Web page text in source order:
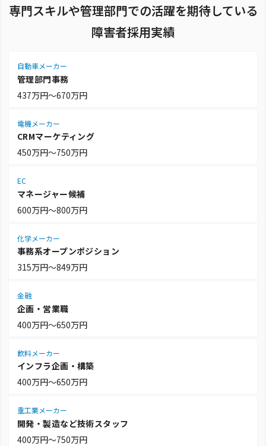
専門スキルや管理部門での活躍を期待している
障害者採用実績
自動車メーカー
管理部門事務
437万円～670万円
電機メーカー
CRMマーケティング
450万円～750万円
EC
マネージャー候補
600万円～800万円
化学メーカー
事務系オープンポジション
315万円～849万円
金融
企画・営業職
400万円～650万円
飲料メーカー
インフラ企画・構築
400万円～650万円
重工業メーカー
開発・製造など技術スタッフ
400万円～750万円